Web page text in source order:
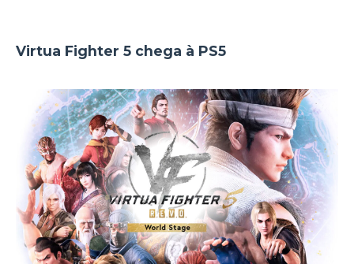
Virtua Fighter 5 chega à PS5